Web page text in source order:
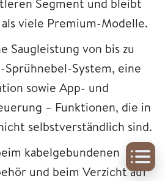
Segment und bleibt
viele Premium-Modelle.
Saugleistung von bis zu
System, eine
sowie App- und
– Funktionen, die in
selbstverständlich sind.
kabelgebundenen
und beim Verzicht auf